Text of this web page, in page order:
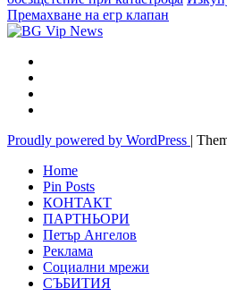
Премахване на егр клапан
Proudly powered by WordPress
Home
Pin Posts
КОНТАКТ
ПАРТНЬОРИ
Петър Ангелов
Реклама
Социални мрежи
СЪБИТИЯ